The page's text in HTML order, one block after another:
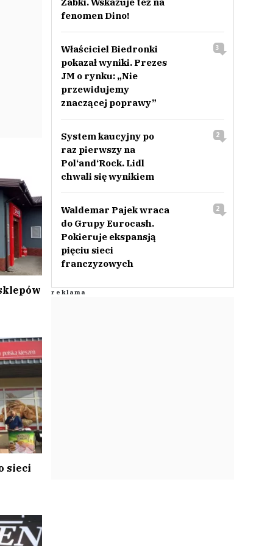
sieci
fenomen Dino!
Właściciel Biedronki
pokazał wyniki. Prezes
JM o rynku: „Nie
przewidujemy
znaczącej poprawy”
3
System kaucyjny po
raz pierwszy na
Pol‘and‘Rock. Lidl
chwali się wynikiem
2
Waldemar Pajek wraca
do Grupy Eurocash.
Pokieruje ekspansją
pięciu sieci
franczyzowych
2